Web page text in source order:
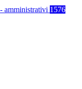
amministrativi 1576